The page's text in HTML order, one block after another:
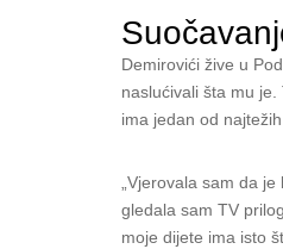
Demirovići žive u
naslućivali šta mu
ima jedan od
„Vjerovala sam da
gledala sam TV
moje dijete ima isto